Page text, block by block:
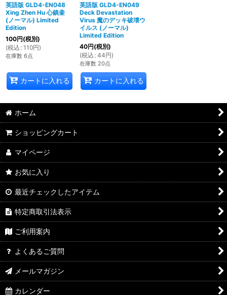
英語版 GLD4-EN048
Xing Zhen Hu 心鎮壷
(ノーマル) Limited
Edition
100円(税別)
(税込 : 110円)
在庫数 6点
カートに入れる
英語版 GLD4-EN049
Deck Devastation
Virus 魔のデッキ破壊ウ
イルス (ノーマル)
Limited Edition
40円(税別)
(税込 : 44円)
在庫数 20点
カートに入れる
ホーム
ショッピングカート
マイページ
お気に入り
最近チェックしたアイテム
特定商取引法表示
ご利用案内
よくあるご質問
メールマガジン
カレンダー